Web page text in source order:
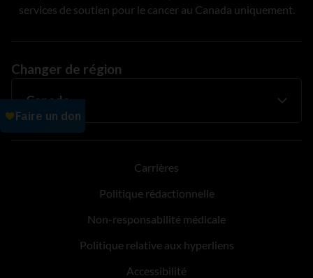
services de soutien pour le cancer au Canada uniquement.
Changer de région
Carrières
Politique rédactionnelle
Non-responsabilité médicale
Politique relative aux hyperliens
Accessibilité